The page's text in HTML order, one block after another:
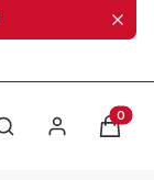
Otwórz